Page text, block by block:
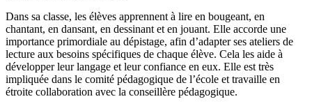
Dans sa classe, les élèves apprennent à lire en bougeant, en
chantant, en dansant, en dessinant et en jouant. Elle accorde une
importance primordiale au dépistage, afin d’adapter ses ateliers de
lecture aux besoins spécifiques de chaque élève. Cela les aide à
développer leur langage et leur confiance en eux. Elle est très
impliquée dans le comité pédagogique de l’école et travaille en
étroite collaboration avec la conseillère pédagogique.